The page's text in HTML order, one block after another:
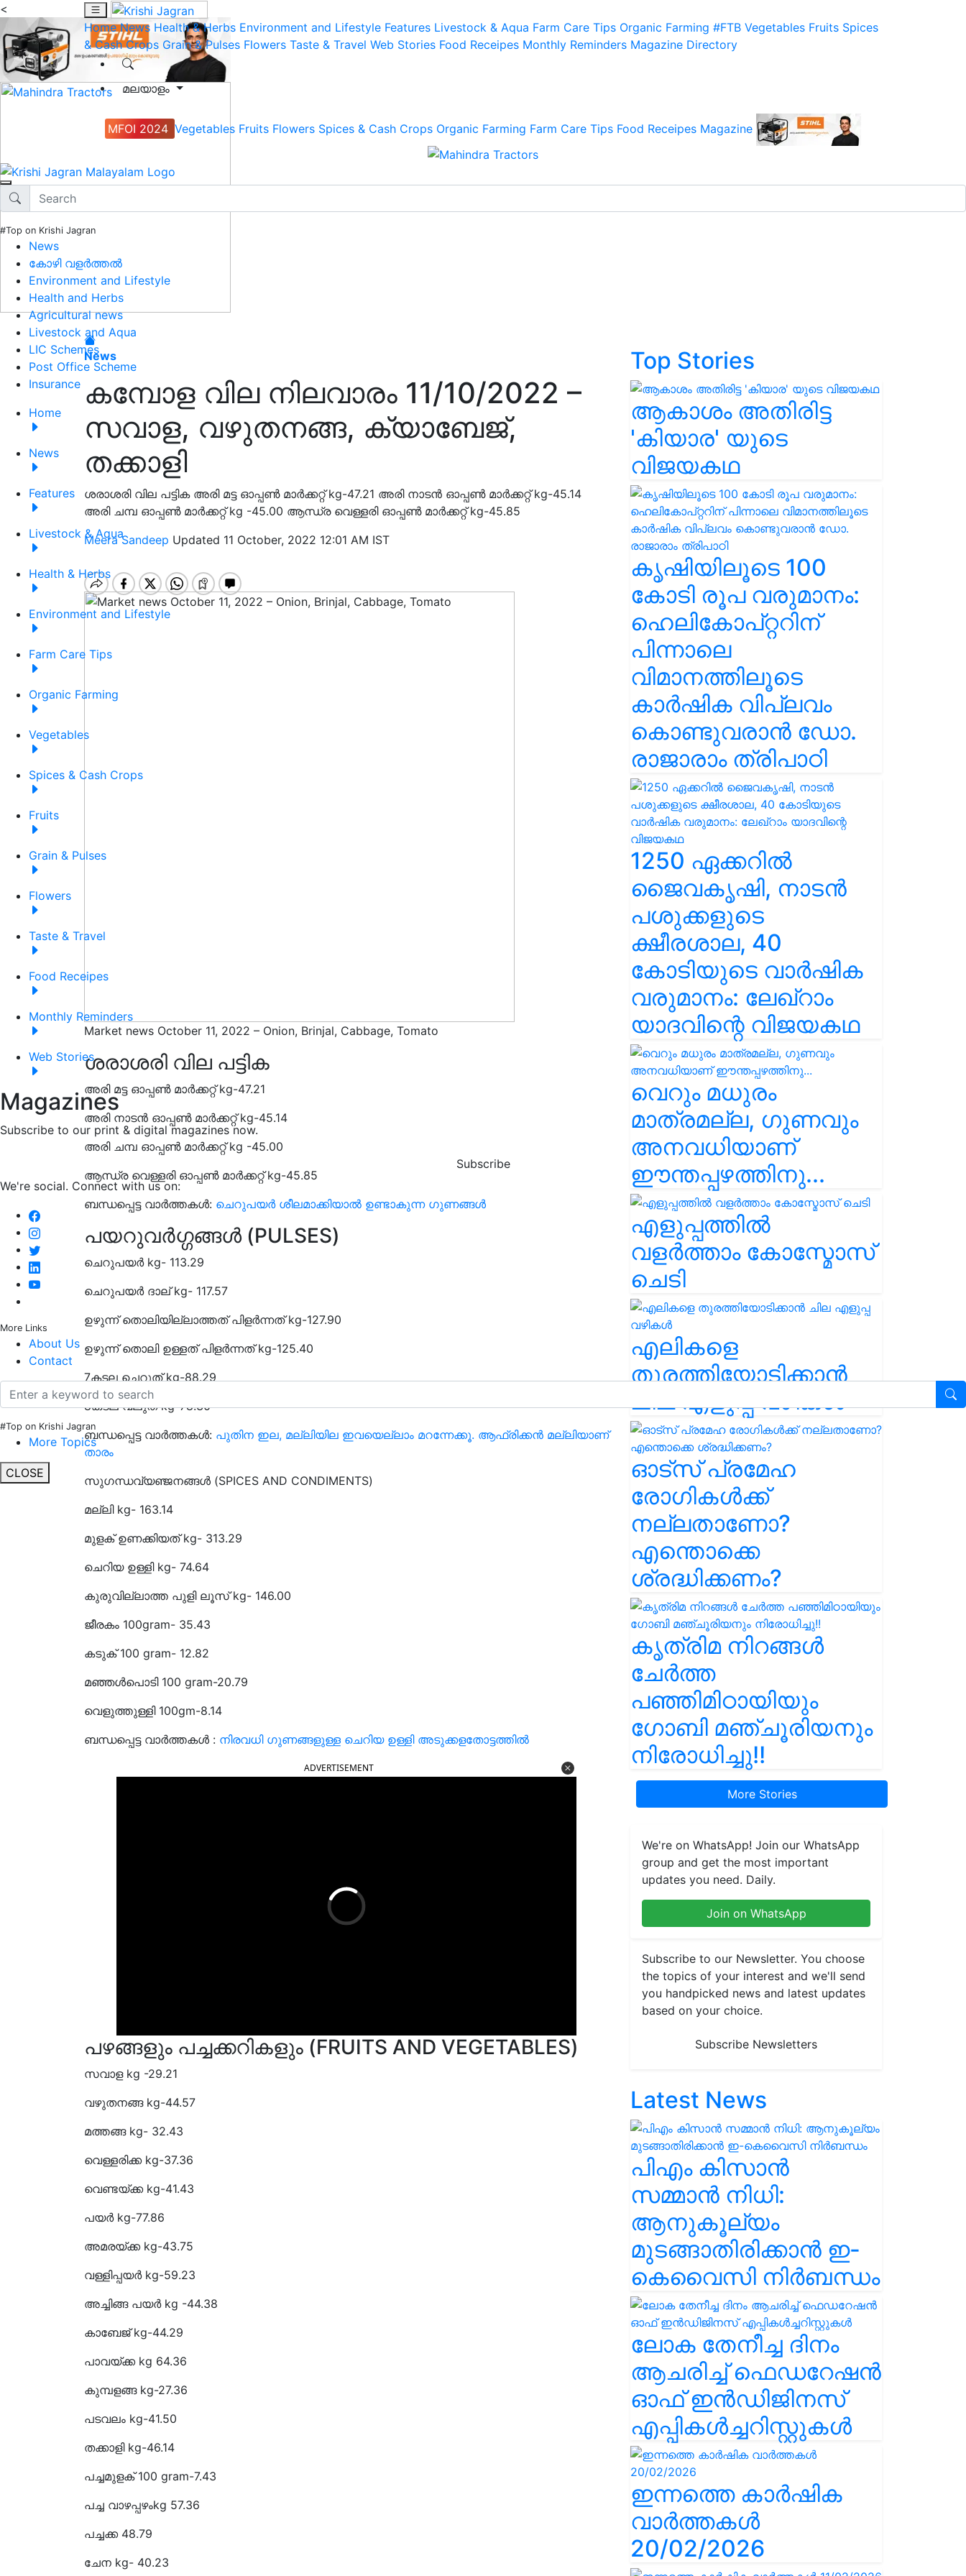
<
Home News Health & Herbs Environment and Lifestyle Features Livestock & Aqua Farm Care Tips Organic Farming #FTB Vegetables Fruits Spices
& Cash Crops Grain & Pulses Flowers Taste & Travel Web Stories Food Receipes Monthly Reminders Magazine Directory
മലയാളം
MFOI 2024 Vegetables Fruits Flowers Spices & Cash Crops Organic Farming Farm Care Tips Food Receipes Magazine
#Top on Krishi Jagran
News
കോഴി വളർത്തൽ
Environment and Lifestyle
Health and Herbs
Agricultural news
Livestock and Aqua
LIC Schemes
Post Office Scheme
Insurance
Home
News
Features
Livestock & Aqua
Health & Herbs
Environment and Lifestyle
Farm Care Tips
Organic Farming
Vegetables
Spices & Cash Crops
Fruits
Grain & Pulses
Flowers
Taste & Travel
Food Receipes
Monthly Reminders
Web Stories
Magazines
Subscribe to our print & digital magazines now.
Subscribe
We're social. Connect with us on:
More Links
About Us
Contact
#Top on Krishi Jagran
More Topics
CLOSE
News
കമ്പോള വില നിലവാരം 11/10/2022 –
സവാള, വഴുതനങ്ങ, ക്യാബേജ്,
തക്കാളി
ശരാശരി വില പട്ടിക അരി മട്ട ഓപ്പൺ മാർക്കറ്റ് kg-47.21 അരി നാടൻ ഓപ്പൺ മാർക്കറ്റ് kg-45.14
അരി ചമ്പ ഓപ്പൺ മാർക്കറ്റ് kg -45.00 ആന്ധ്ര വെള്ളരി ഓപ്പൺ മാർക്കറ്റ് kg-45.85
Meera Sandeep Updated 11 October, 2022 12:01 AM IST
Market news October 11, 2022 – Onion, Brinjal, Cabbage, Tomato
ശരാശരി വില പട്ടിക
അരി മട്ട ഓപ്പൺ മാർക്കറ്റ് kg-47.21
അരി നാടൻ ഓപ്പൺ മാർക്കറ്റ് kg-45.14
അരി ചമ്പ ഓപ്പൺ മാർക്കറ്റ് kg -45.00
ആന്ധ്ര വെള്ളരി ഓപ്പൺ മാർക്കറ്റ് kg-45.85
ബന്ധപ്പെട്ട വാർത്തകൾ: ചെറുപയര്‍ ശീലമാക്കിയാല്‍ ഉണ്ടാകുന്ന ഗുണങ്ങൾ
പയറുവർഗ്ഗങ്ങൾ (PULSES)
ചെറുപയർ kg- 113.29
ചെറുപയർ ദാല് kg- 117.57
ഉഴുന്ന് തൊലിയില്ലാത്തത് പിളർന്നത് kg-127.90
ഉഴുന്ന് തൊലി ഉള്ളത് പിളർന്നത് kg-125.40
7കടല ചെറുത് kg-88.29
8കടല വലുത് kg-78.30
ബന്ധപ്പെട്ട വാർത്തകൾ: പുതിന ഇല, മല്ലിയില ഇവയെല്ലാം മറന്നേക്കൂ. ആഫ്രിക്കൻ മല്ലിയാണ്
താരം
സുഗന്ധവ്യഞ്ജനങ്ങൾ (SPICES AND CONDIMENTS)
മല്ലി kg- 163.14
മുളക് ഉണക്കിയത് kg- 313.29
ചെറിയ ഉള്ളി kg- 74.64
കുരുവില്ലാത്ത പുളി ലൂസ് kg- 146.00
ജീരകം 100gram- 35.43
കടുക് 100 gram- 12.82
മഞ്ഞൾപൊടി 100 gram-20.79
വെളുത്തുള്ളി 100gm-8.14
ബന്ധപ്പെട്ട വാർത്തകൾ : നിരവധി ഗുണങ്ങളുള്ള ചെറിയ ഉള്ളി അടുക്കളതോട്ടത്തിൽ
ADVERTISEMENT
പഴങ്ങളും പച്ചക്കറികളും (FRUITS AND VEGETABLES)
സവാള kg -29.21
വഴുതനങ്ങ kg-44.57
മത്തങ്ങ kg- 32.43
വെള്ളരിക്ക kg-37.36
വെണ്ടയ്ക്ക kg-41.43
പയർ kg-77.86
അമരയ്ക്ക kg-43.75
വള്ളിപ്പയർ kg-59.23
അച്ചിങ്ങ പയർ kg -44.38
കാബേജ് kg-44.29
പാവയ്ക്ക kg 64.36
കുമ്പളങ്ങ kg-27.36
പടവലം kg-41.50
തക്കാളി kg-46.14
പച്ചമുളക് 100 gram-7.43
പച്ച വാഴപ്പഴംkg 57.36
പച്ചക്ക 48.79
ചേന kg- 40.23
Top Stories
ആകാശം അതിരിട്ട
'കിയാര' യുടെ
വിജയകഥ
കൃഷിയിലൂടെ 100
കോടി രൂപ വരുമാനം:
ഹെലികോപ്റ്ററിന്
പിന്നാലെ
വിമാനത്തിലൂടെ
കാർഷിക വിപ്ലവം
കൊണ്ടുവരാൻ ഡോ.
രാജാരാം ത്രിപാഠി
1250 ഏക്കറിൽ
ജൈവകൃഷി, നാടൻ
പശുക്കളുടെ
ക്ഷീരശാല, 40
കോടിയുടെ വാർഷിക
വരുമാനം: ലേഖ്‌റാം
യാദവിന്റെ വിജയകഥ
വെറും മധുരം
മാത്രമല്ല, ഗുണവും
അനവധിയാണ്
ഈന്തപ്പഴത്തിനു...
എളുപ്പത്തിൽ
വളർത്താം കോസ്മോസ്
ചെടി
എലികളെ
തുരത്തിയോടിക്കാൻ
ചില എളുപ്പ വഴികൾ
ഓട്സ് പ്രമേഹ
രോഗികൾക്ക്
നല്ലതാണോ?
എന്തൊക്കെ
ശ്രദ്ധിക്കണം?
കൃത്രിമ നിറങ്ങൾ
ചേർത്ത
പഞ്ഞിമിഠായിയും
ഗോബി മഞ്ചൂരിയനും
നിരോധിച്ചു!!
More Stories
We're on WhatsApp! Join our WhatsApp
group and get the most important
updates you need. Daily.
Join on WhatsApp
Subscribe to our Newsletter. You choose
the topics of your interest and we'll send
you handpicked news and latest updates
based on your choice.
Subscribe Newsletters
Latest News
പിഎം കിസാൻ
സമ്മാൻ നിധി:
ആനുകൂല്യം
മുടങ്ങാതിരിക്കാൻ ഇ-
കെവൈസി നിർബന്ധം
ലോക തേനീച്ച ദിനം
ആചരിച്ച് ഫെഡറേഷൻ
ഓഫ് ഇൻഡിജിനസ്
എപ്പികൾച്ചറിസ്റ്റുകൾ
ഇന്നത്തെ കാർഷിക
വാർത്തകൾ
20/02/2026